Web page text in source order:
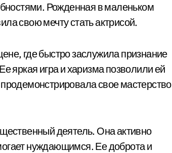
Рожденная в маленьком
свою мечту стать актрисой.
где быстро заслужила признание
игра и харизма позволили ей
свое мастерство
деятель. Она активно
нуждающимся. Ее доброта и